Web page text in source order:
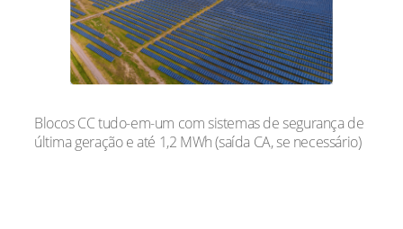
Blocos CC tudo-em-um com sistemas de segurança de
última geração e até 1,2 MWh (saída CA, se necessário)